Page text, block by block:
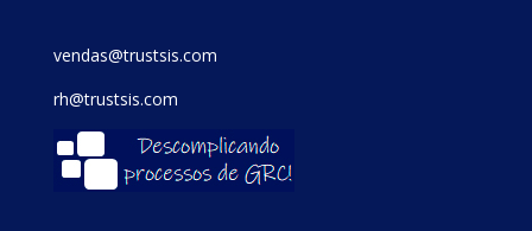
vendas@trustsis.com
rh@trustsis.com